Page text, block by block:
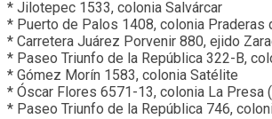
* Jilotepec 1533, colonia Salvárcar
* Puerto de Palos 1408, colonia Praderas
* Carretera Juárez Porvenir 880, ejido
* Paseo Triunfo de la República 322-B,
* Gómez Morín 1583, colonia Satélite
* Óscar Flores 6571-13, colonia La Presa
* Paseo Triunfo de la República 746,